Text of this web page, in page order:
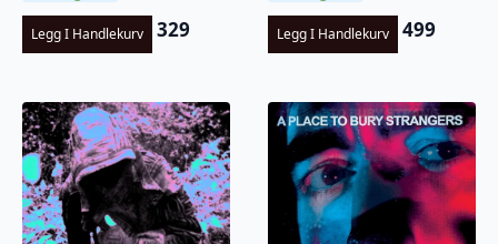
Legg I Handlekurv 329 Legg I Handlekurv 499